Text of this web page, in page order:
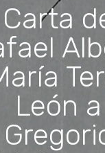
Carta
León a